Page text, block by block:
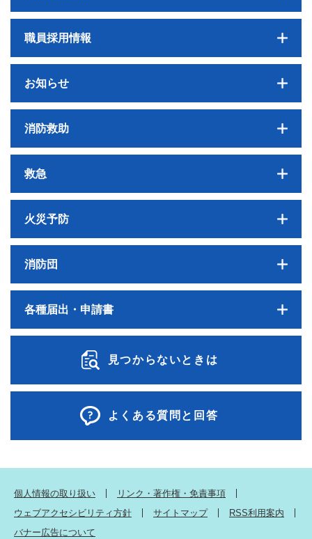
職員採用情報
お知らせ
消防救助
救急
火災予防
消防団
各種届出・申請書
見つからないときは
よくある質問と回答
個人情報の取り扱い
リンク・著作権・免責事項
ウェブアクセシビリティ方針
サイトマップ
RSS利用案内
バナー広告について